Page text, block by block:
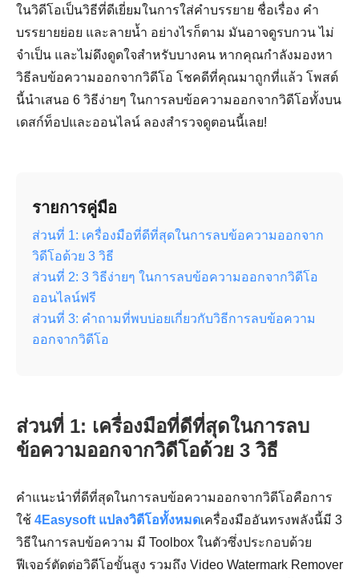
ในวิดีโอเป็นวิธีที่ดีเยี่ยมในการใส่คำบรรยาย ชื่อเรื่อง คำ
บรรยายย่อย และลายน้ำ อย่างไรก็ตาม มันอาจดูรบกวน ไม่
จำเป็น และไม่ดึงดูดใจสำหรับบางคน หากคุณกำลังมองหา
วิธีลบข้อความออกจากวิดีโอ โชคดีที่คุณมาถูกที่แล้ว โพสต์
นี้นำเสนอ 6 วิธีง่ายๆ ในการลบข้อความออกจากวิดีโอทั้งบน
เดสก์ท็อปและออนไลน์ ลองสำรวจดูตอนนี้เลย!
รายการคู่มือ
ส่วนที่ 1: เครื่องมือที่ดีที่สุดในการลบข้อความออกจาก
วิดีโอด้วย 3 วิธี
ส่วนที่ 2: 3 วิธีง่ายๆ ในการลบข้อความออกจากวิดีโอ
ออนไลน์ฟรี
ส่วนที่ 3: คำถามที่พบบ่อยเกี่ยวกับวิธีการลบข้อความ
ออกจากวิดีโอ
ส่วนที่ 1: เครื่องมือที่ดีที่สุดในการลบ
ข้อความออกจากวิดีโอด้วย 3 วิธี
คำแนะนำที่ดีที่สุดในการลบข้อความออกจากวิดีโอคือการ
ใช้ 4Easysoft แปลงวิดีโอทั้งหมดเครื่องมืออันทรงพลังนี้มี 3
วิธีในการลบข้อความ มี Toolbox ในตัวซึ่งประกอบด้วย
ฟีเจอร์ตัดต่อวิดีโอขั้นสูง รวมถึง Video Watermark Remover